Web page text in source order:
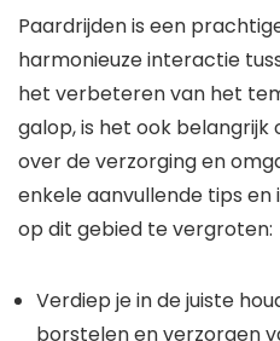
Paardrijden is een
harmonieuze interactie
het verbeteren van het
galop, is het ook
over de verzorging en
enkele aanvullende tips
op dit gebied te vergroten:
Verdiep je in de juiste
borstelen en verzorgen